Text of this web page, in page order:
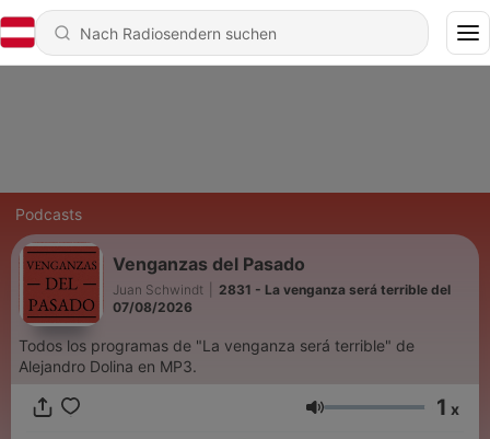
Podcasts
Venganzas del Pasado
Juan Schwindt
2831 - La venganza será terrible del
07/08/2026
Todos los programas de "La venganza será terrible" de
Alejandro Dolina en MP3.
Lautstärke 1 x